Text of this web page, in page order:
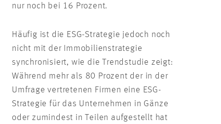
nur noch bei 16 Prozent.
Häufig ist die ESG-Strategie jedoch noch
nicht mit der Immobilienstrategie
synchronisiert, wie die Trendstudie zeigt:
Während mehr als 80 Prozent der in der
Umfrage vertretenen Firmen eine ESG-
Strategie für das Unternehmen in Gänze
oder zumindest in Teilen aufgestellt hat